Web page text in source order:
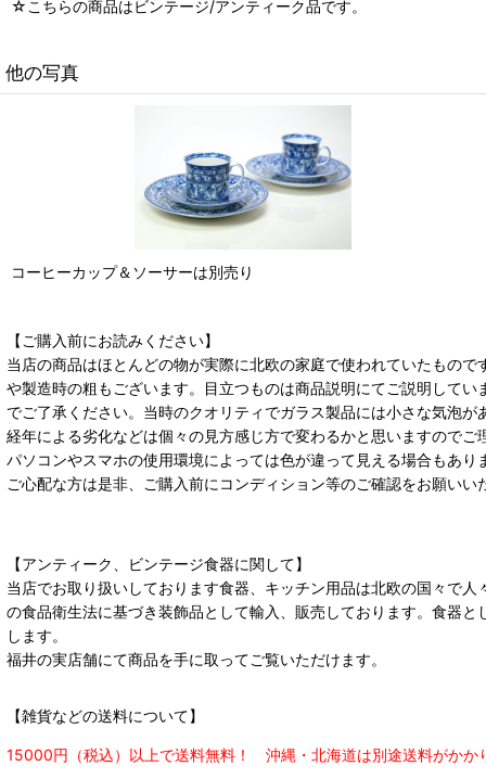
☆こちらの商品はビンテージ/アンティーク品です。
他の写真
コーヒーカップ＆ソーサーは別売り
【ご購入前にお読みください】
当店の商品はほとんどの物が実際に北欧の家庭で使われていたもの
や製造時の粗もございます。目立つものは商品説明にてご説明して
でご了承ください。当時のクオリティでガラス製品には小さな気泡が
経年による劣化などは個々の見方感じ方で変わるかと思いますのでご
パソコンやスマホの使用環境によっては色が違って見える場合もあ
ご心配な方は是非、ご購入前にコンディション等のご確認をお願い
【アンティーク、ビンテージ食器に関して】
当店でお取り扱いしております食器、キッチン用品は北欧の国々で
の食品衛生法に基づき装飾品として輸入、販売しております。食器
します。
福井の実店舗にて商品を手に取ってご覧いただけます。
【雑貨などの送料について】
15000円（税込）以上で送料無料！ 沖縄・北海道は別途送料がかか